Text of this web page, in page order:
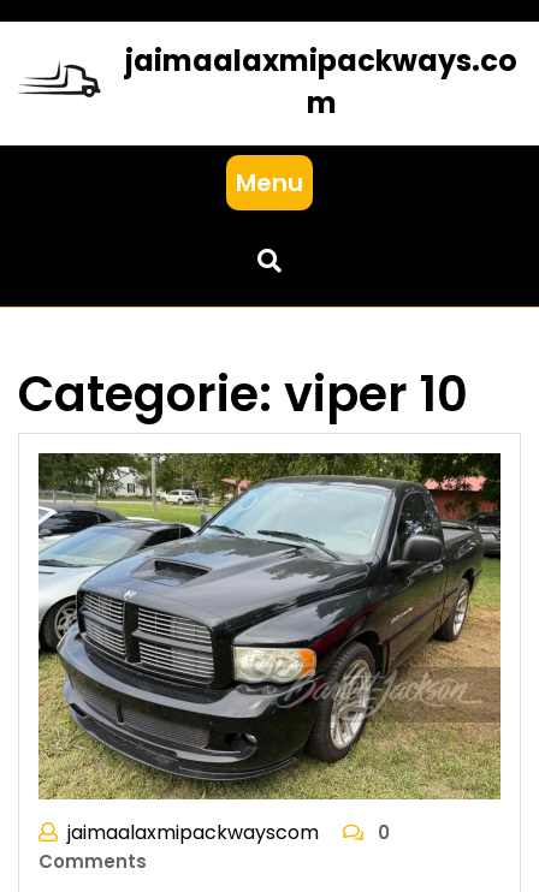
content
jaimaalaxmipackways.co
m
Menu
Categorie: viper 10
jaimaalaxmipackwayscom
0
Comments